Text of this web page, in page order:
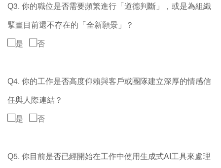
Q3. 你的職位是否需要頻繁進行「道德判斷」，或是為組織
擘畫目前還不存在的「全新願景」？
□是 □否
Q4. 你的工作是否高度仰賴與客戶或團隊建立深厚的情感信
任與人際連結？
□是 □否
Q5. 你目前是否已經開始在工作中使用生成式AI工具來處理